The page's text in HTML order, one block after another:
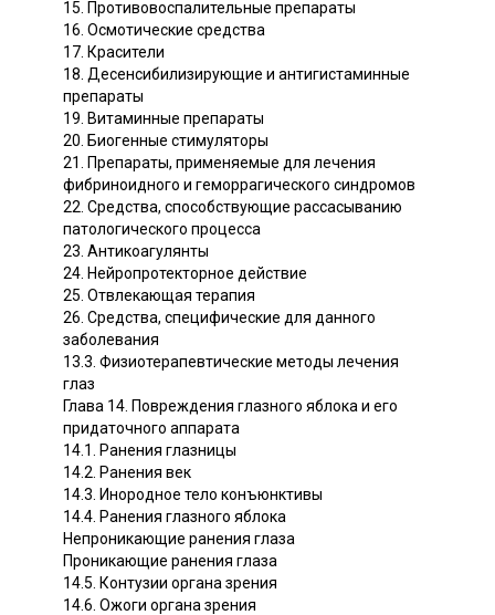
15. Противовоспалительные препараты
16. Осмотические средства
17. Красители
18. Десенсибилизирующие и антигистаминные
препараты
19. Витаминные препараты
20. Биогенные стимуляторы
21. Препараты, применяемые для лечения
фибриноидного и геморрагического синдромов
22. Средства, способствующие рассасыванию
патологического процесса
23. Антикоагулянты
24. Нейропротекторное действие
25. Отвлекающая терапия
26. Средства, специфические для данного
заболевания
13.3. Физиотерапевтические методы лечения
глаз
Глава 14. Повреждения глазного яблока и его
придаточного аппарата
14.1. Ранения глазницы
14.2. Ранения век
14.3. Инородное тело конъюнктивы
14.4. Ранения глазного яблока
Непроникающие ранения глаза
Проникающие ранения глаза
14.5. Контузии органа зрения
14.6. Ожоги органа зрения